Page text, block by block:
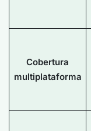
Cobertura
multiplataforma